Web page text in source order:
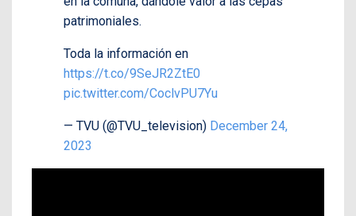
patrimoniales.
Toda la información en
https://t.co/9SeJR2ZtE0
pic.twitter.com/CoclvPU7Yu
— TVU (@TVU_television) December 24,
2023